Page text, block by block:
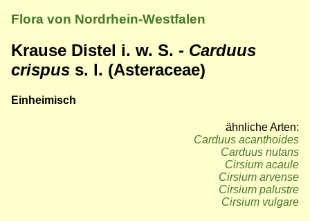
Flora von Nordrhein-Westfalen
Krause Distel i. w. S. - Carduus
crispus s. l. (Asteraceae)
Einheimisch
ähnliche Arten:
Carduus acanthoides
Carduus nutans
Cirsium acaule
Cirsium arvense
Cirsium palustre
Cirsium vulgare